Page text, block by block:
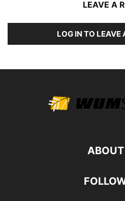
LEAVE A
LOG IN TO LEAVE